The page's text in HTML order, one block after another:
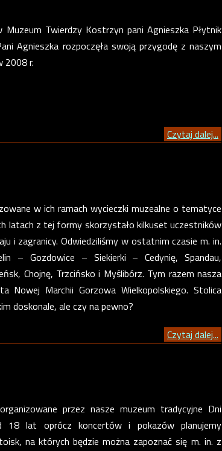
Muzeum Twierdzy Kostrzyn pani Agnieszka Płytnik
Agnieszka rozpoczęła swoją przygodę z naszym
2008 r.
Czytaj dalej...
w ich ramach wycieczki muzealne o tematyce
latach z tej formy skorzystało kilkuset uczestników
i zagranicy. Odwiedziliśmy w ostatnim czasie m. in.
– Gozdowice – Siekierki – Cedynię, Spandau,
Chojnę, Trzcińsko i Myślibórz. Tym razem nasza
Nowej Marchii Gorzowa Wielkopolskiego. Stolica
doskonale, ale czy na pewno?
Czytaj dalej...
przez nasze muzeum tradycyjne Dni
18 lat oprócz koncertów i pokazów planujemy
na których będzie można zapoznać się m. in. z